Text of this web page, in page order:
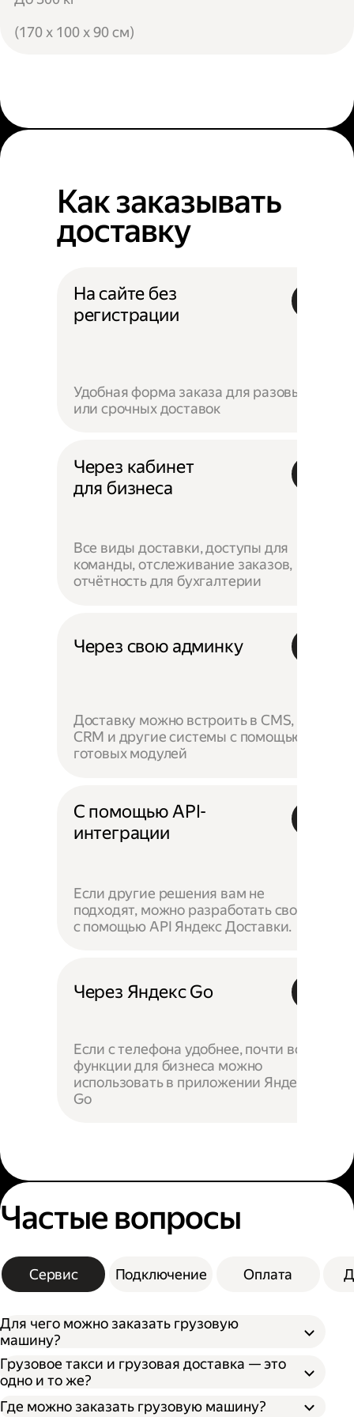
(170 x 100 x 90 см)
Как заказывать
доставку
На сайте без
регистрации
Удобная форма заказа для разовых
или срочных доставок
Через кабинет
для бизнеса
Все виды доставки, доступы для
команды, отслеживание заказов,
отчётность для бухгалтерии
Через свою админку
Доставку можно встроить в CMS,
CRM и другие системы с помощью
готовых модулей
С помощью API-
интеграции
Если другие решения вам не
подходят, можно разработать своё —
с помощью API Яндекс Доставки.
Через Яндекс Go
Если с телефона удобнее, почти все
функции для бизнеса можно
использовать в приложении Яндекс
Go
Частые вопросы
Сервис Подключение Оплата
Для чего можно заказать грузовую
машину?
Грузовое такси и грузовая доставка — это
одно и то же?
Где можно заказать грузовую машину?